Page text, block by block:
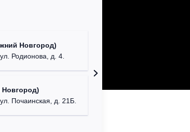
Новгород)
Родионова, д. 4.
Новгород)
Почаинская, д. 21Б.
ДК